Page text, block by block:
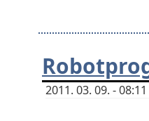
2011. 03. 09. -